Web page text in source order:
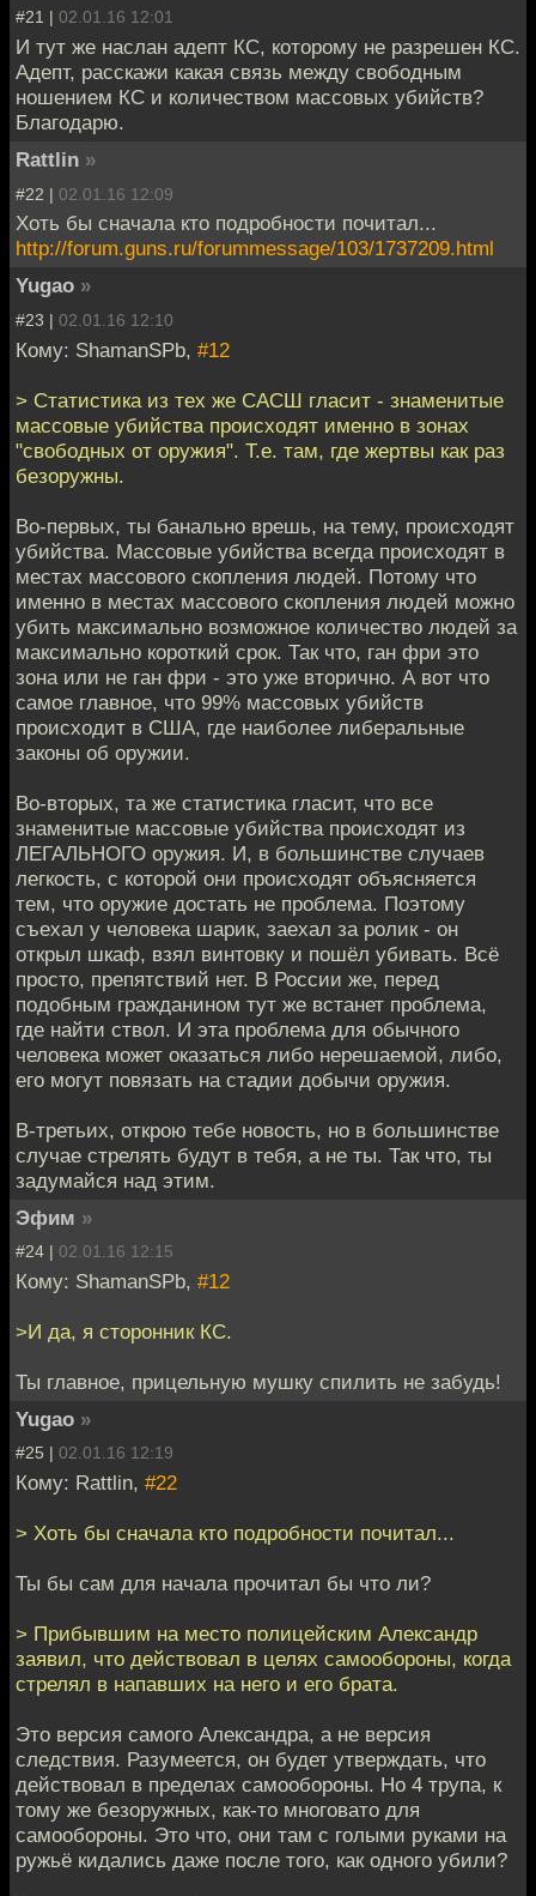
#21 | 02.01.16 12:01
И тут же наслан адепт КС, которому не разрешен КС.
Адепт, расскажи какая связь между свободным
ношением КС и количеством массовых убийств?
Благодарю.
Rattlin »
#22 | 02.01.16 12:09
Хоть бы сначала кто подробности почитал...
http://forum.guns.ru/forummessage/103/1737209.html
Yugao »
#23 | 02.01.16 12:10
Кому: ShamanSPb, #12
> Статистика из тех же САСШ гласит - знаменитые
массовые убийства происходят именно в зонах
"свободных от оружия". Т.е. там, где жертвы как раз
безоружны.
Во-первых, ты банально врешь, на тему, происходят
убийства. Массовые убийства всегда происходят в
местах массового скопления людей. Потому что
именно в местах массового скопления людей можно
убить максимально возможное количество людей за
максимально короткий срок. Так что, ган фри это
зона или не ган фри - это уже вторично. А вот что
самое главное, что 99% массовых убийств
происходит в США, где наиболее либеральные
законы об оружии.
Во-вторых, та же статистика гласит, что все
знаменитые массовые убийства происходят из
ЛЕГАЛЬНОГО оружия. И, в большинстве случаев
легкость, с которой они происходят объясняется
тем, что оружие достать не проблема. Поэтому
съехал у человека шарик, заехал за ролик - он
открыл шкаф, взял винтовку и пошёл убивать. Всё
просто, препятствий нет. В России же, перед
подобным гражданином тут же встанет проблема,
где найти ствол. И эта проблема для обычного
человека может оказаться либо нерешаемой, либо,
его могут повязать на стадии добычи оружия.
В-третьих, открою тебе новость, но в большинстве
случае стрелять будут в тебя, а не ты. Так что, ты
задумайся над этим.
Эфим »
#24 | 02.01.16 12:15
Кому: ShamanSPb, #12
>И да, я сторонник КС.
Ты главное, прицельную мушку спилить не забудь!
Yugao »
#25 | 02.01.16 12:19
Кому: Rattlin, #22
> Хоть бы сначала кто подробности почитал...
Ты бы сам для начала прочитал бы что ли?
> Прибывшим на место полицейским Александр
заявил, что действовал в целях самообороны, когда
стрелял в напавших на него и его брата.
Это версия самого Александра, а не версия
следствия. Разумеется, он будет утверждать, что
действовал в пределах самообороны. Но 4 трупа, к
тому же безоружных, как-то многовато для
самообороны. Это что, они там с голыми руками на
ружьё кидались даже после того, как одного убили?